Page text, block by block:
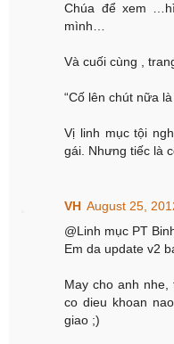
Chúa để xem
mình…
Và cuối cùng ,
“Cố lên chút nữa
Vị linh mục tội
gái. Nhưng tiếc là
VH August 25,
@Linh mục PT
Em da update v2
May cho anh nhe,
co dieu khoan
giao ;)